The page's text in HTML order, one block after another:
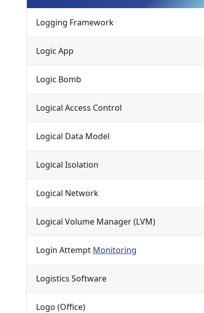
Logging Framework
Logic App
Logic Bomb
Logical Access Control
Logical Data Model
Logical Isolation
Logical Network
Logical Volume Manager (LVM)
Login Attempt Monitoring
Logistics Software
Logo (Office)